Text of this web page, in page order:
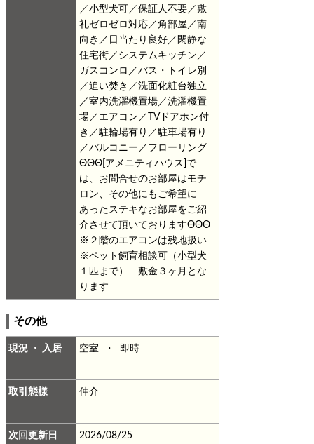
／小型犬可／保証人不要／敷
礼ゼロゼロ対応／角部屋／南
向き／日当たり良好／閑静な
住宅街／システムキッチン／
ガスコンロ／バス・トイレ別
／追い焚き／洗面化粧台独立
／室内洗濯機置場／洗濯機置
場／エアコン／TVドアホン付
き／駐輪場有り／駐車場有り
／バルコニー／フローリング
ΘΘΘ[アメニティハウス]で
は、お問合せのお部屋はモチ
ロン、その他にもご希望に
あったステキなお部屋をご紹
介させて頂いておりますΘΘΘ
※２階のエアコンは残地扱い
※ペット飼育相談可（小型犬
１匹まで） 敷金３ヶ月とな
ります
その他
現況 ・ 入居 空室 ・ 即時
取引態様 仲介
次回更新日 2026/08/25